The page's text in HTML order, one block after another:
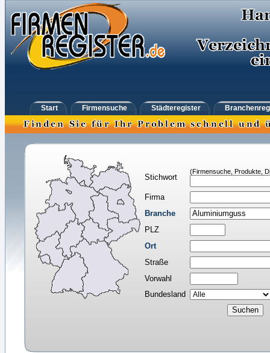
Start Firmensuche Städteregister
Stichwort
(Firmensuche, Produkte,
Firma
Branche
PLZ
Ort
Straße
Vorwahl
Bundesland